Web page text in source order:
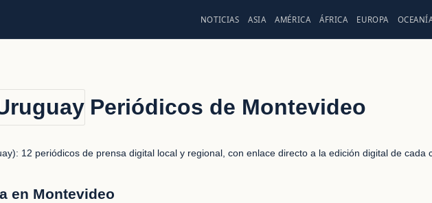
NOTICIAS ASIA AMÉRICA ÁFRICA EUROPA
Periódicos de Montevideo
12 periódicos de prensa digital local y regional, con enlace directo a la edición digital de cada
en Montevideo